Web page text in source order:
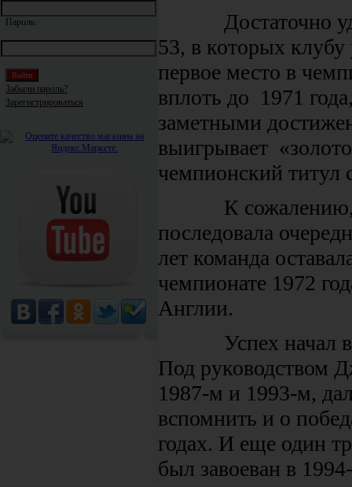
Пароль:
Забыли пароль?
Зарегистрироваться
Достаточно
53, в которых
первое место в
вплоть до 1971
заметными
выигрывает
чемпионский титул
К сожалению,
последовала
лет команда
чемпионате 1972
Англии.
Успех начал
Под руководством
1987-м и 1993-м,
вспомнить и о
годах. И еще один
был завоеван в